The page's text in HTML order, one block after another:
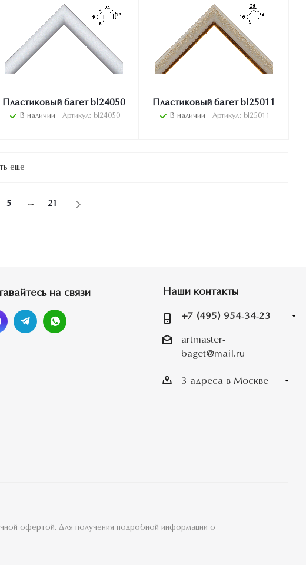
Пластиковый багет bl24050
В наличии Артикул: bl24050
Пластиковый багет bl25011
В наличии Артикул: bl25011
еще
5 21
на связи Наши контакты
+7 (495) 954-34-23
artmaster-
baget@mail.ru
3 адреса в Москве
офертой. Для получения подробной информации о